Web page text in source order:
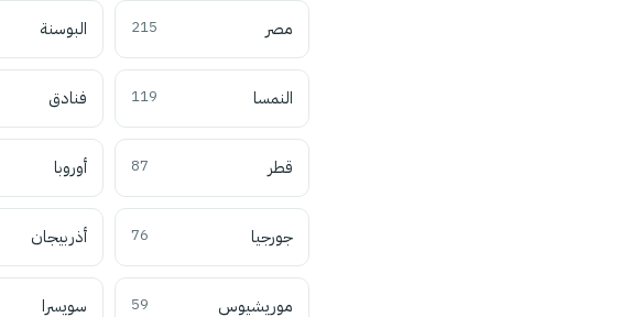
مصر 215 البوسنة
النمسا 119 فنادق
قطر 87 أوروبا
جورجيا 76 أذربيجان
موريشيوس 59 سويسرا